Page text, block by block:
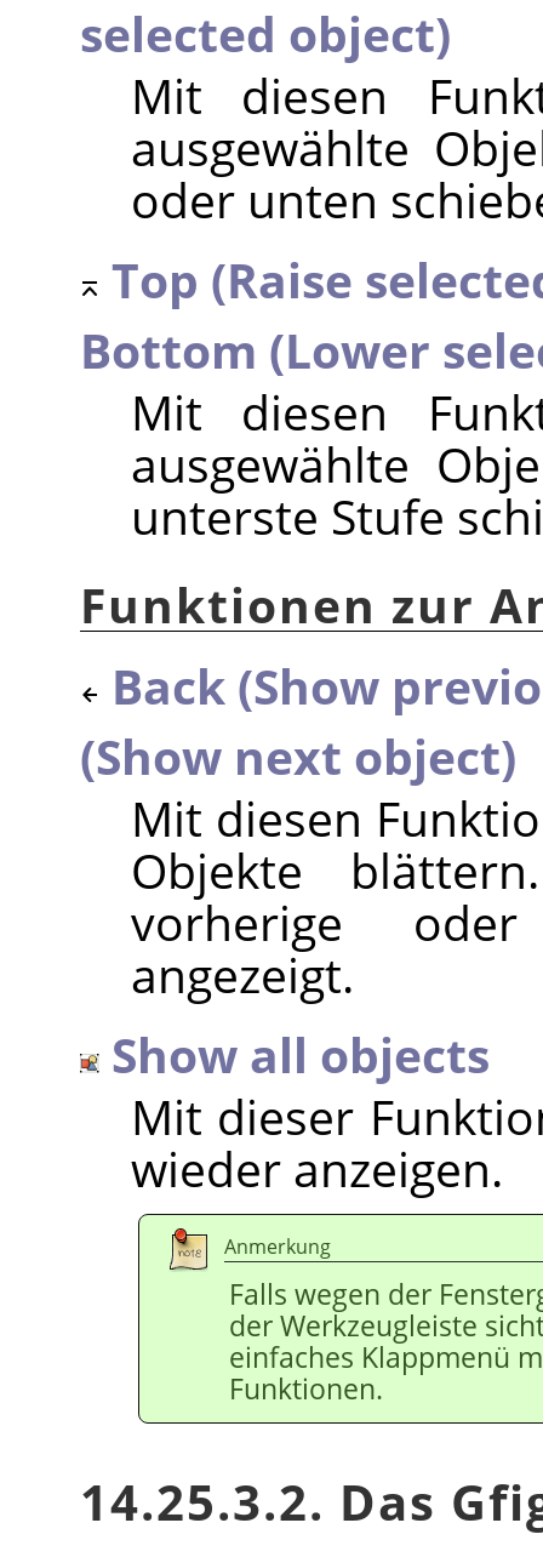
selected object)
Mit diesen
ausgewählte
oder unten
Top (Raise
Bottom (Lower
Mit diesen
ausgewählte
unterste Stufe
Funktionen zur
Back (Show
(Show next object)
Mit diesen
Objekte
vorherige
angezeigt.
Show all objects
Mit dieser
wieder anzeigen.
Anmerkung
Falls wegen der
der Werkzeugleiste
einfaches Klappmenü
Funktionen.
14.25.3.2. Das